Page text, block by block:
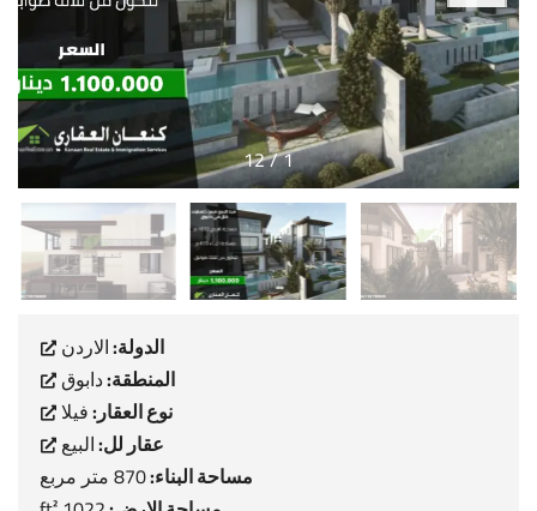
1
/
12
الدولة:الاردن
المنطقة:دابوق
نوع العقار:فيلا
عقار لل:البيع
مساحة البناء:870 متر مربع